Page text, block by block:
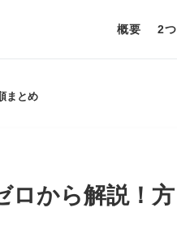
概要 2
まとめ
ロから解説！方